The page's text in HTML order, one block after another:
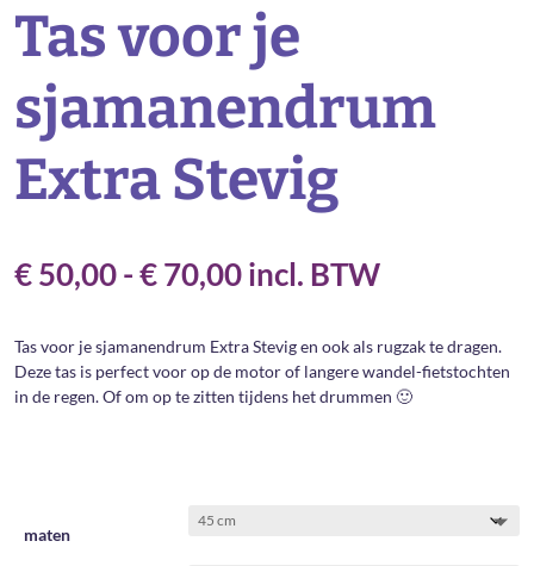
Tas voor je
sjamanendrum
Extra Stevig
€50,00-€70,00Rango
precios:
desde
incl. BTW
Tas voor je sjamanendrum Extra Stevig en ook als rugzak te dragen.
Deze tas is perfect voor op de motor of langere wandel-fietstochten
in de regen. Of om op te zitten tijdens het drummen 🙂
maten